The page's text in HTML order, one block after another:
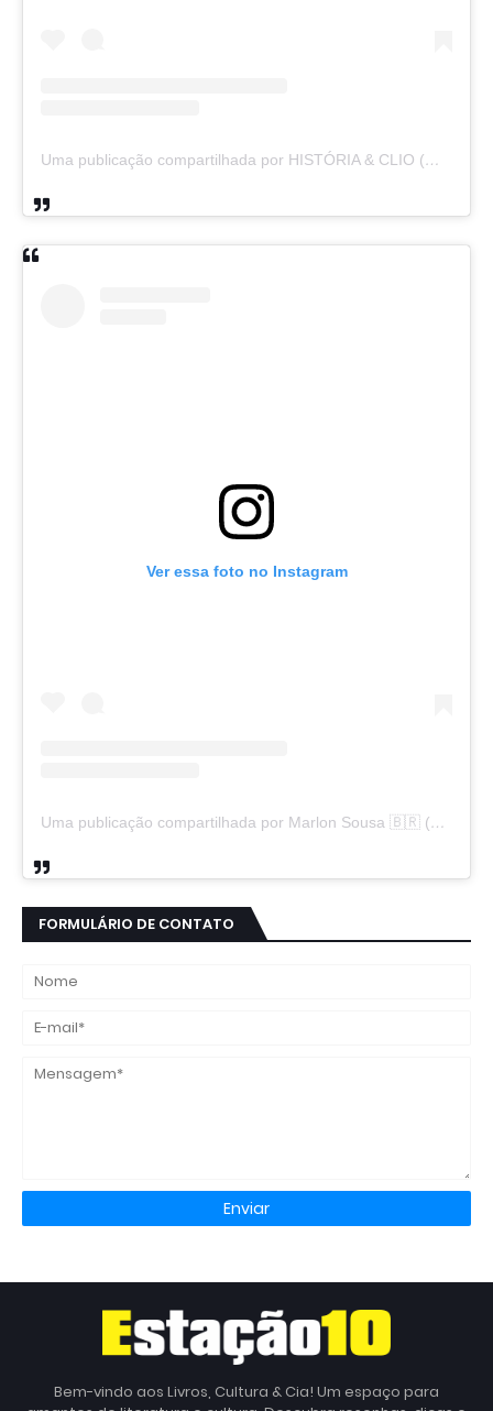
Uma publicação compartilhada por HISTÓRIA & CLIO (@historiaeclio)
Ver essa foto no Instagram
Uma publicação compartilhada por Marlon Sousa 🇧🇷 (@marlon_xlt50)
FORMULÁRIO DE CONTATO
Bem-vindo aos Livros, Cultura & Cia! Um espaço para